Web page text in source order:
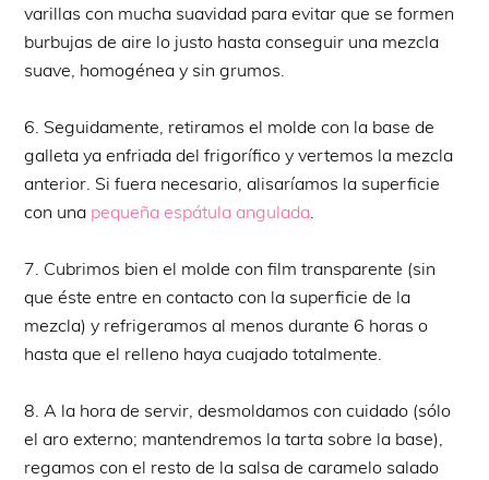
varillas con mucha suavidad para evitar que se formen
burbujas de aire lo justo hasta conseguir una mezcla
suave, homogénea y sin grumos.
6. Seguidamente, retiramos el molde con la base de
galleta ya enfriada del frigorífico y vertemos la mezcla
anterior. Si fuera necesario, alisaríamos la superficie
con una pequeña espátula angulada.
7. Cubrimos bien el molde con film transparente (sin
que éste entre en contacto con la superficie de la
mezcla) y refrigeramos al menos durante 6 horas o
hasta que el relleno haya cuajado totalmente.
8. A la hora de servir, desmoldamos con cuidado (sólo
el aro externo; mantendremos la tarta sobre la base),
regamos con el resto de la salsa de caramelo salado